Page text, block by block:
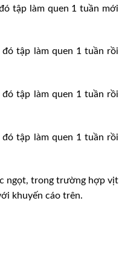
tập làm quen 1 tuần mới
tập làm quen 1 tuần rồi
tập làm quen 1 tuần rồi
tập làm quen 1 tuần rồi
ngọt, trong trường hợp vịt
khuyến cáo trên.